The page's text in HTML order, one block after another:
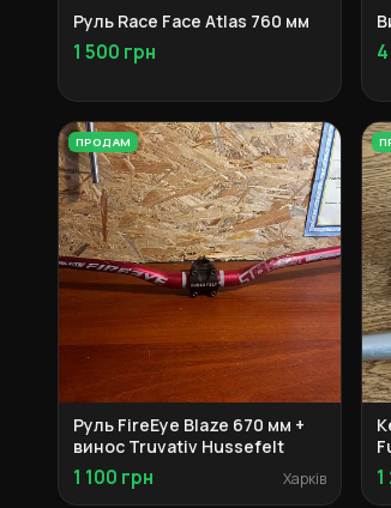
Руль Race Face Atlas 760 мм
1 500 грн
ПРОДАМ
Руль FireEye Blaze 670 мм +
винос Truvativ Hussefelt
1 100 грн Харків